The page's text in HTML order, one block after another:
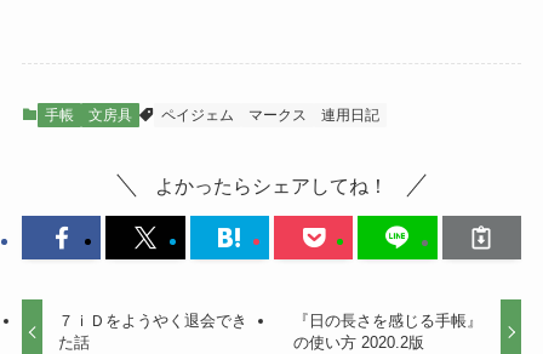
手帳 文房具 ペイジェム マークス 連用日記
よかったらシェアしてね！
７ｉＤをようやく退会でき
た話
『日の長さを感じる手帳』
の使い方 2020.2版